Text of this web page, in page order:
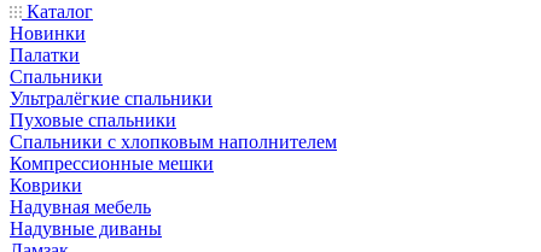
Каталог
Новинки
Палатки
Спальники
Ультралёгкие спальники
Пуховые спальники
Спальники с хлопковым наполнителем
Компрессионные мешки
Коврики
Надувная мебель
Надувные диваны